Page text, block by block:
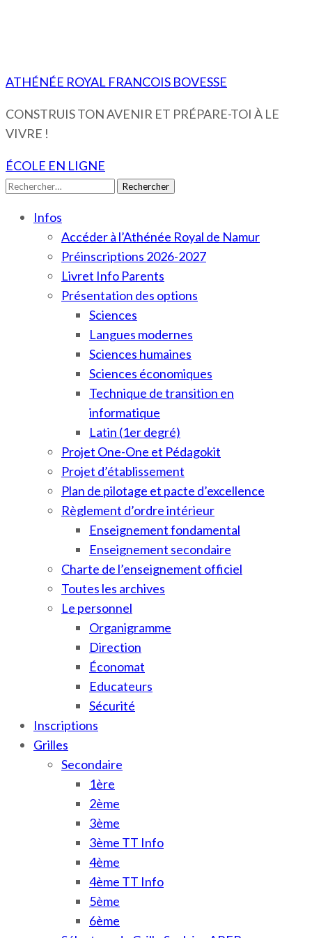
ATHÉNÉE ROYAL FRANCOIS BOVESSE
CONSTRUIS TON AVENIR ET PRÉPARE-TOI À LE
VIVRE !
ÉCOLE EN LIGNE
Rechercher :
Infos
Accéder à l’Athénée Royal de Namur
Préinscriptions 2026-2027
Livret Info Parents
Présentation des options
Sciences
Langues modernes
Sciences humaines
Sciences économiques
Technique de transition en
informatique
Latin (1er degré)
Projet One-One et Pédagokit
Projet d’établissement
Plan de pilotage et pacte d’excellence
Règlement d’ordre intérieur
Enseignement fondamental
Enseignement secondaire
Charte de l’enseignement officiel
Toutes les archives
Le personnel
Organigramme
Direction
Économat
Educateurs
Sécurité
Inscriptions
Grilles
Secondaire
1ère
2ème
3ème
3ème TT Info
4ème
4ème TT Info
5ème
6ème